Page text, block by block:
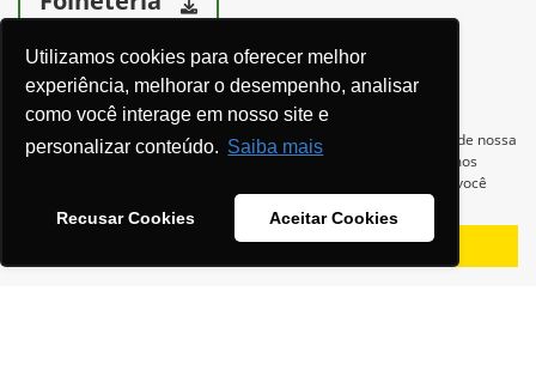
Utilizamos cookies para oferecer melhor
experiência, melhorar o desempenho, analisar
como você interage em nosso site e
personalizar conteúdo. Saiba mais
Recusar Cookies Aceitar Cookies
Ver telefones
Para otimizar sua experiência durante a navegação, fazemos uso de nossa
política de cookies e para proteger seus dados pessoais respeitamos
. Ao seguir com a navegação e visita você
Recusar